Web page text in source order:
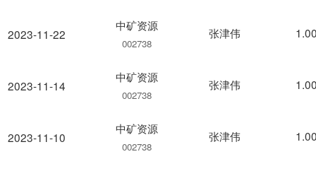
2023-11-22
2023-11-14
2023-11-10
中矿资源
002738
张津伟
中矿资源
002738
张津伟
中矿资源
002738
张津伟